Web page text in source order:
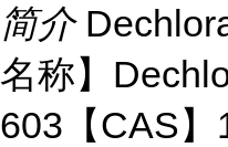
简介
名称】
603【CAS